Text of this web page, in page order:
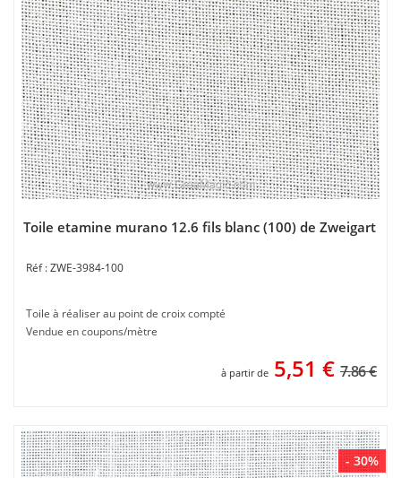
Toile etamine murano 12.6 fils blanc (100) de Zweigart
ZWE-3984-100
Toile à réaliser au point de croix compté
Vendue en coupons/mètre
à partir de 5,51 € 7.86 €
- 30%